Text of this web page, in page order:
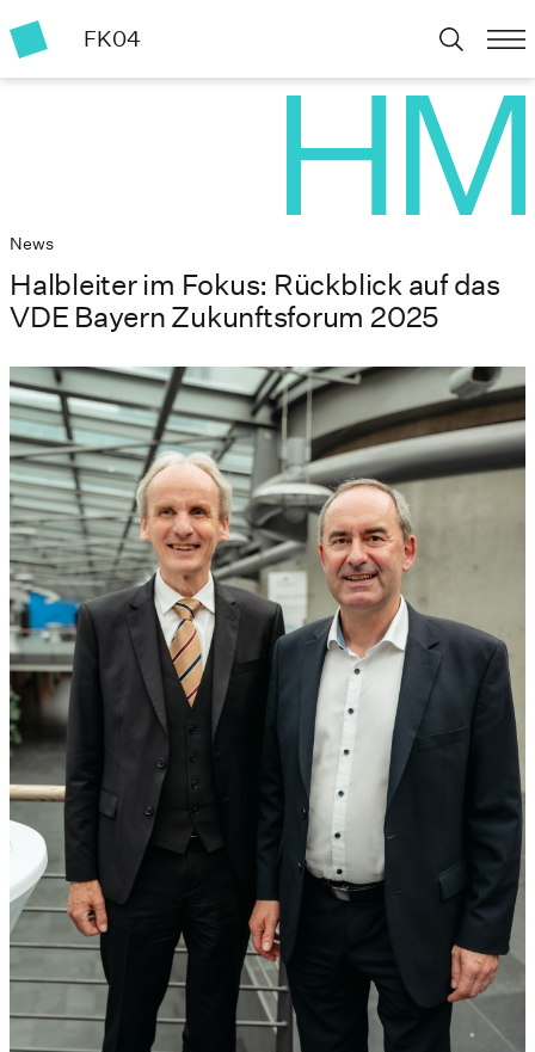
FK04
News
Halbleiter im Fokus: Rückblick auf das
VDE Bayern Zukunftsforum 2025